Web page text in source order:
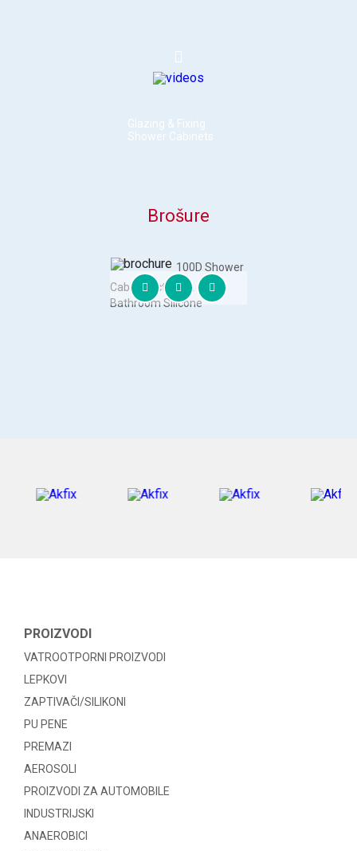
Glazing & Fixing
Shower Cabinets
Brošure
100D Shower
Cabine Kicthen &
Bathroom Silicone
PROIZVODI
VATROOTPORNI PROIZVODI
LEPKOVI
ZAPTIVAČI/SILIKONI
PU PENE
PREMAZI
AEROSOLI
PROIZVODI ZA AUTOMOBILE
INDUSTRIJSKI
ANAEROBICI